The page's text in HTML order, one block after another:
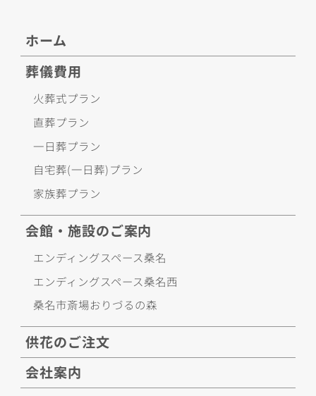
ホーム
葬儀費用
火葬式プラン
直葬プラン
一日葬プラン
自宅葬(一日葬)プラン
家族葬プラン
会館・施設のご案内
エンディングスペース桑名
エンディングスペース桑名西
桑名市斎場おりづるの森
供花のご注文
会社案内